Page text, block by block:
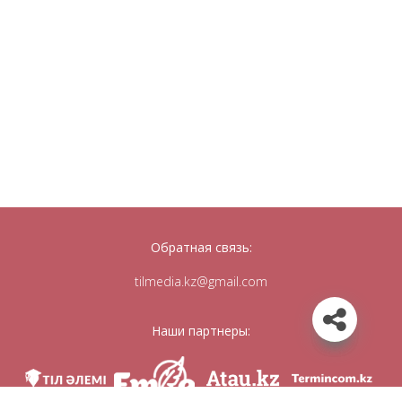
Обратная связь:
tilmedia.kz@gmail.com
Наши партнеры: